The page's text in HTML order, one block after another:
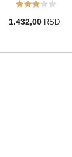
1.432,00 RSD